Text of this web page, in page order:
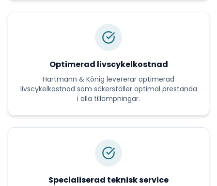
Optimerad livscykelkostnad
Hartmann & König levererar optimerad
livscykelkostnad som säkerställer optimal prestanda
i alla tillämpningar.
Specialiserad teknisk service